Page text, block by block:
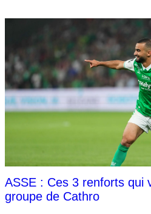
ASSE : Ces 3 renforts qui
groupe de Cathro